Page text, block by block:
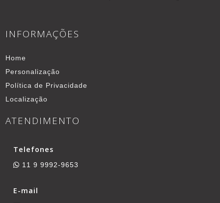
INFORMAÇÕES
Home
Personalização
Política de Privacidade
Localização
ATENDIMENTO
Telefones
11 9 9992-9653
E-mail